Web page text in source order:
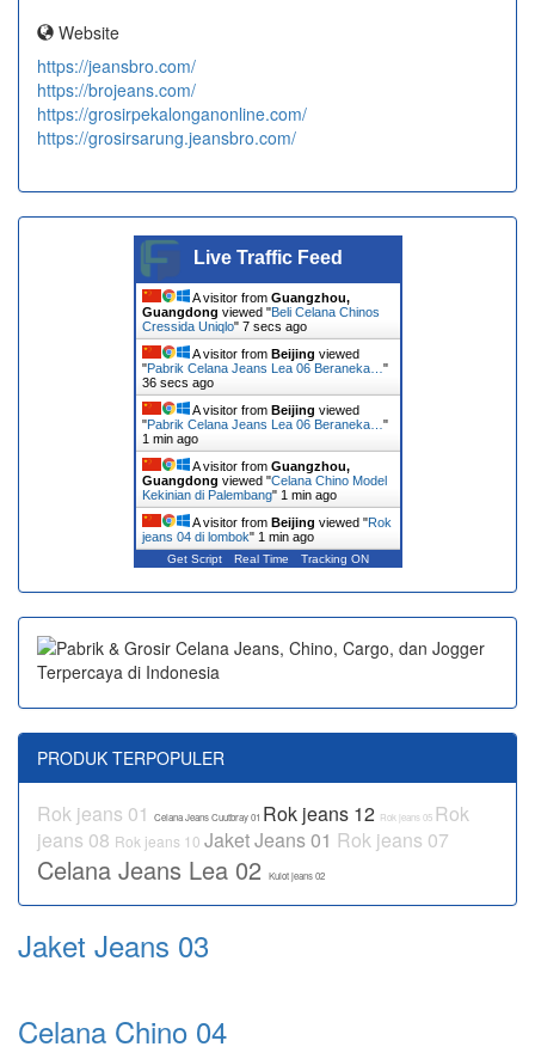
Website
https://jeansbro.com/
https://brojeans.com/
https://grosirpekalonganonline.com/
https://grosirsarung.jeansbro.com/
Live Traffic Feed
A visitor from Guangzhou,
Guangdong viewed "Beli Celana Chinos
Cressida Uniqlo" 7 secs ago
A visitor from Beijing viewed
"Pabrik Celana Jeans Lea 06 Beraneka… "
36 secs ago
A visitor from Beijing viewed
"Pabrik Celana Jeans Lea 06 Beraneka… "
1 min ago
A visitor from Guangzhou,
Guangdong viewed "Celana Chino Model
Kekinian di Palembang" 1 min ago
A visitor from Beijing viewed "Rok
jeans 04 di lombok" 1 min ago
Get Script Real Time Tracking ON
PRODUK TERPOPULER
Rok jeans 01 Celana Jeans Cuutbray 01 Rok jeans 12 Rok jeans 05 Rok
jeans 08 Rok jeans 10 Jaket Jeans 01 Rok jeans 07
Celana Jeans Lea 02 Kulot jeans 02
Jaket Jeans 03
Celana Chino 04